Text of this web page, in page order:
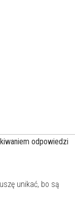
odpowiedzi
unikać, bo są